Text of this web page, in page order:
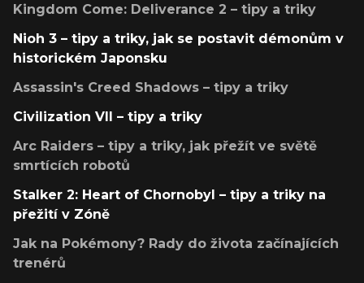
Kingdom Come: Deliverance 2 – tipy a triky
Nioh 3 – tipy a triky, jak se postavit démonům v
historickém Japonsku
Assassin's Creed Shadows – tipy a triky
Civilization VII – tipy a triky
Arc Raiders – tipy a triky, jak přežít ve světě
smrtících robotů
Stalker 2: Heart of Chornobyl – tipy a triky na
přežití v Zóně
Jak na Pokémony? Rady do života začínajících
trenérů